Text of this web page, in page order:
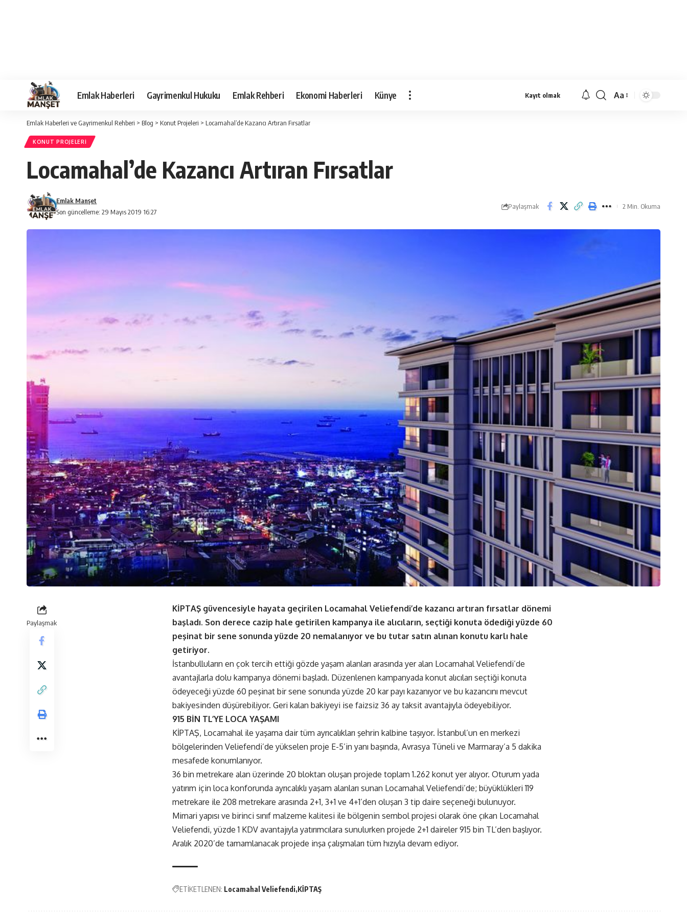
Emlak Haberleri Gayrimenkul Hukuku Emlak Rehberi Ekonomi Haberleri Künye Kayıt olmak
Yazı
Aa
Emlak Haberleri ve Gayrimenkul Rehberi > Blog > Konut Projeleri > Locamahal’de Kazancı Artıran Fırsatlar
KONUT PROJELERI
Locamahal’de Kazancı Artıran Fırsatlar
Son güncelleme: 29 Mayıs 2019 16:27
Emlak Manşet
Paylaşmak 2 Min. Okuma
Paylaşmak
KİPTAŞ güvencesiyle hayata geçirilen Locamahal Veliefendi’de kazancı artıran fırsatlar dönemi
başladı. Son derece cazip hale getirilen kampanya ile alıcıların, seçtiği konuta ödediği yüzde 60
peşinat bir sene sonunda yüzde 20 nemalanıyor ve bu tutar satın alınan konutu karlı hale
getiriyor.
İstanbulluların en çok tercih ettiği gözde yaşam alanları arasında yer alan Locamahal Veliefendi’de
avantajlarla dolu kampanya dönemi başladı. Düzenlenen kampanyada konut alıcıları seçtiği konuta
ödeyeceği yüzde 60 peşinat bir sene sonunda yüzde 20 kar payı kazanıyor ve bu kazancını mevcut
bakiyesinden düşürebiliyor. Geri kalan bakiyeyi ise faizsiz 36 ay taksit avantajıyla ödeyebiliyor.
915 BİN TL’YE LOCA YAŞAMI
KİPTAŞ, Locamahal ile yaşama dair tüm ayrıcalıkları şehrin kalbine taşıyor. İstanbul’un en merkezi
bölgelerinden Veliefendi’de yükselen proje E-5’in yanı başında, Avrasya Tüneli ve Marmaray’a 5 dakika
mesafede konumlanıyor.
36 bin metrekare alan üzerinde 20 bloktan oluşan projede toplam 1.262 konut yer alıyor. Oturum yada
yatırım için loca konforunda ayrıcalıklı yaşam alanları sunan Locamahal Veliefendi’de; büyüklükleri 119
metrekare ile 208 metrekare arasında 2+1, 3+1 ve 4+1’den oluşan 3 tip daire seçeneği bulunuyor.
Mimari yapısı ve birinci sınıf malzeme kalitesi ile bölgenin sembol projesi olarak öne çıkan Locamahal
Veliefendi, yüzde 1 KDV avantajıyla yatırımcılara sunulurken projede 2+1 daireler 915 bin TL’den başlıyor.
Aralık 2020’de tamamlanacak projede inşa çalışmaları tüm hızıyla devam ediyor.
ETİKETLENEN: Locamahal Veliefendi KİPTAŞ